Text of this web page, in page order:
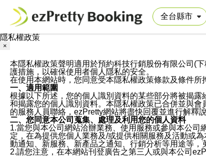
隱私權政策
×
本隱私權政策聲明適用於預約科技行銷股份有限公司(
護措施，以確保使用者個人隱私的安全。
在使用本網站時，您同意受本隱私權政策條款及條件所
一、適用範圍
根據以下所述，您的個人識別資料的某些部分將被揭
和揭露您的個人識別資料。本隱私權政策已合併並與
的服務人員聯絡，ezPretty網站將盡快回覆並進行解釋說
二、您同意本公司蒐集、處理及利用您的個人資料
1.當您與本公司網站洽辦業務、使用服務或參與本公
定，在為提供您個人業務及/或提供相關服務及活動或
動通知、新服務、新產品之通知、行銷分析等用途等，
2.請您注意，在本網站刊登廣告之第三人或與本公司